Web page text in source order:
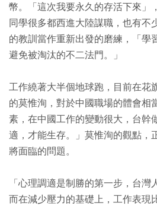
幣。「這次我要永久的存活下來」
同學很多都西進大陸謀職，也有不
的教訓當作重新出發的磨練，「學
避免被淘汰的不二法門。」
工作繞著大半個地球跑，目前在花
的莫惟洵，對於中國職場的體會相
素，在中國工作的變動很大，台幹
適，才能生存。」莫惟洵的觀點，
將面臨的問題。
「心理調適是制勝的第一步，台
而在減少壓力的基礎上，工作表現